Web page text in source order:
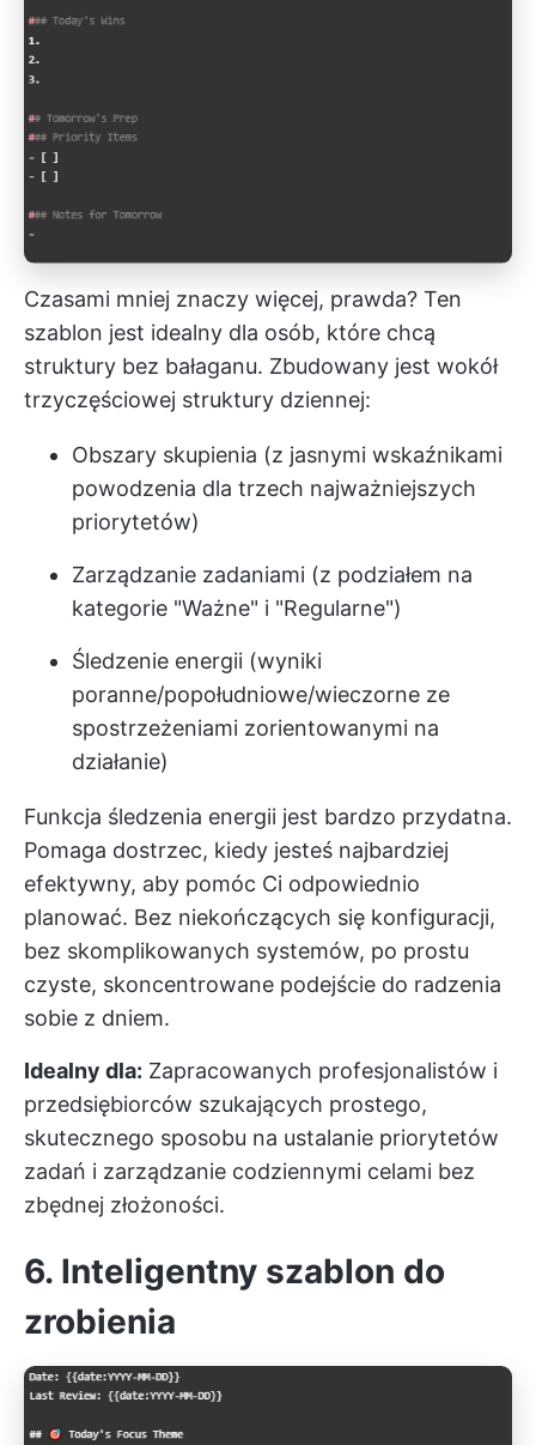
Czasami mniej znaczy więcej, prawda? Ten
szablon jest idealny dla osób, które chcą
struktury bez bałaganu. Zbudowany jest wokół
trzyczęściowej struktury dziennej:
Obszary skupienia (z jasnymi wskaźnikami
powodzenia dla trzech najważniejszych
priorytetów)
Zarządzanie zadaniami (z podziałem na
kategorie "Ważne" i "Regularne")
Śledzenie energii (wyniki
poranne/popołudniowe/wieczorne ze
spostrzeżeniami zorientowanymi na
działanie)
Funkcja śledzenia energii jest bardzo przydatna.
Pomaga dostrzec, kiedy jesteś najbardziej
efektywny, aby pomóc Ci odpowiednio
planować. Bez niekończących się konfiguracji,
bez skomplikowanych systemów, po prostu
czyste, skoncentrowane podejście do radzenia
sobie z dniem.
Idealny dla: Zapracowanych profesjonalistów i
przedsiębiorców szukających prostego,
skutecznego sposobu na ustalanie priorytetów
zadań i zarządzanie codziennymi celami bez
zbędnej złożoności.
6. Inteligentny szablon do
zrobienia